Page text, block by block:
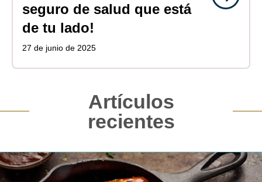
seguro de salud que está
de tu lado!
27 de junio de 2025
Artículos
recientes